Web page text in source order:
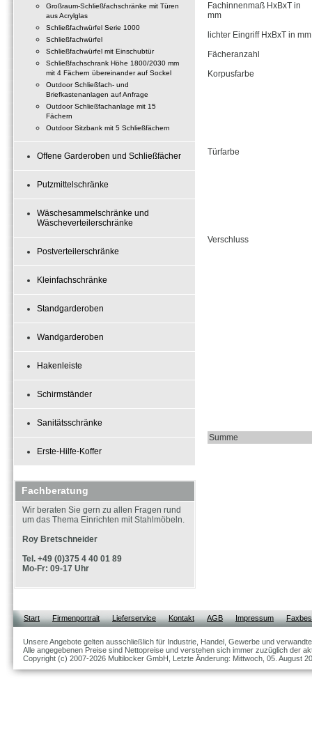
Großraum-Schließfachschränke mit Türen
aus Acrylglas
Schließfachwürfel Serie 1000
Schließfachwürfel
Schließfachwürfel mit Einschubtür
Schließfachschrank Höhe 1800/2030 mm
mit 4 Fächern übereinander auf Sockel
Outdoor Schließfach- und
Briefkastenanlagen auf Anfrage
Outdoor Schließfachanlage mit 15
Fächern
Outdoor Sitzbank mit 5 Schließfächern
Offene Garderoben und Schließfächer
Putzmittelschränke
Wäschesammelschränke und
Wäscheverteilerschränke
Postverteilerschränke
Kleinfachschränke
Standgarderoben
Wandgarderoben
Hakenleiste
Schirmständer
Sanitätsschränke
Erste-Hilfe-Koffer
Fachberatung
Wir beraten Sie gern zu allen Fragen rund
um das Thema Einrichten mit Stahlmöbeln.
Roy Bretschneider
Tel. +49 (0)375 4 40 01 89
Mo-Fr: 09-17 Uhr
Fachinnenmaß HxBxT in
mm
lichter Eingriff HxBxT in mm
Fächeranzahl
Korpusfarbe
Türfarbe
Verschluss
Summe
Start Firmenportrait Lieferservice Kontakt AGB Impressum
Unsere Angebote gelten ausschließlich für Industrie, Handel, Gewerbe und
Alle angegebenen Preise sind Nettopreise und verstehen sich immer zuzüglich der
Copyright (c) 2007-2026 Multilocker GmbH, Letzte Änderung: Mittwoch, 05. August